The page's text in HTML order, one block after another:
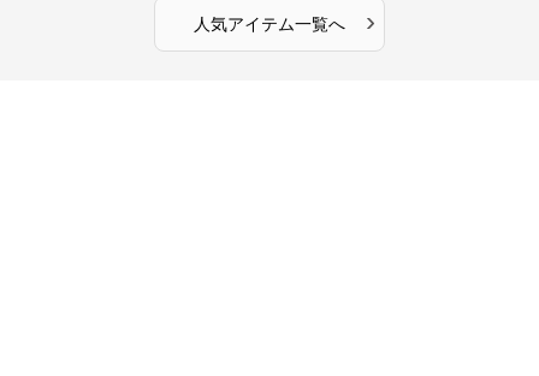
人気アイテム一覧へ ›